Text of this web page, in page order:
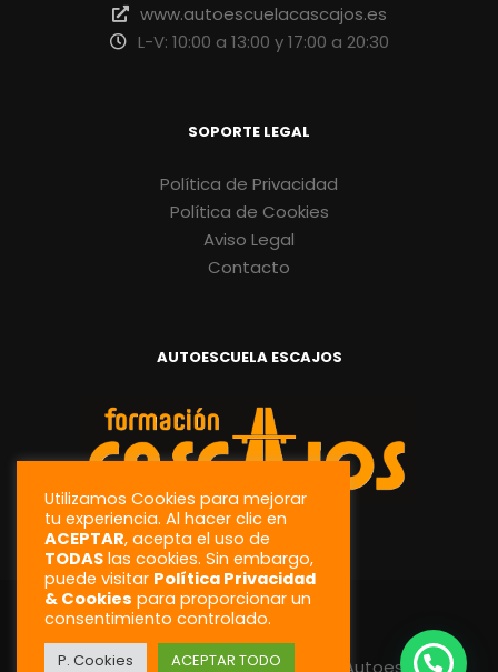
www.autoescuelacascajos.es
L-V: 10:00 a 13:00 y 17:00 a 20:30
SOPORTE LEGAL
Política de Privacidad
Política de Cookies
Aviso Legal
Contacto
AUTOESCUELA ESCAJOS
Todos Los Derechos Reservados @ Autoescuela
Utilizamos Cookies para mejorar
tu experiencia. Al hacer clic en
ACEPTAR, acepta el uso de
TODAS las cookies. Sin embargo,
puede visitar Política Privacidad
& Cookies para proporcionar un
consentimiento controlado.
P. Cookies ACEPTAR TODO